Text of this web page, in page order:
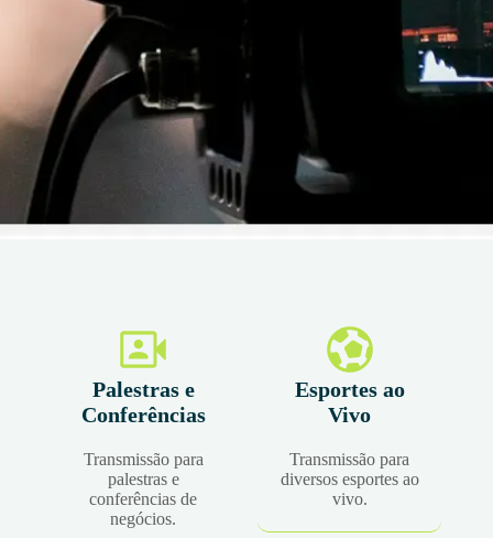
Palestras e
Conferências
Transmissão para
palestras e
conferências de
negócios.
Esportes ao
Vivo
Transmissão para
diversos esportes ao
vivo.